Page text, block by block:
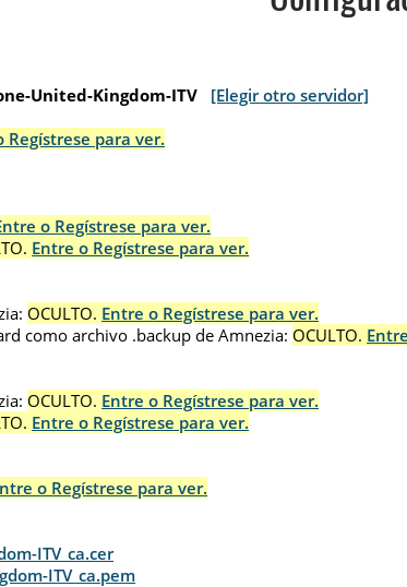
United-Kingdom-ITV
[Elegir otro servidor]
Regístrese para ver.
o Regístrese para ver.
Entre o Regístrese para ver.
OCULTO. Entre o Regístrese para ver.
como archivo .backup de Amnezia: OCULTO.
OCULTO. Entre o Regístrese para ver.
Entre o Regístrese para ver.
o Regístrese para ver.
ITV_ca.cer
ITV_ca.pem